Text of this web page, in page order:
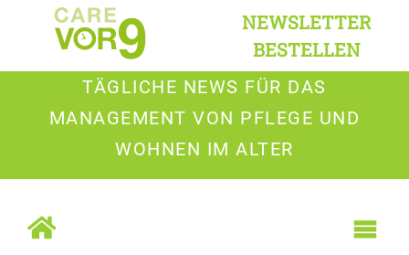
NEWSLETTER
BESTELLEN
TÄGLICHE NEWS FÜR DAS
MANAGEMENT VON PFLEGE UND
WOHNEN IM ALTER